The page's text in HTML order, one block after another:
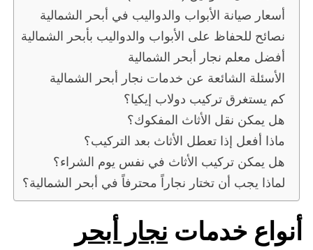
أسعار صيانة الأبواب والدواليب في أبحر الشمالية
نصائح للحفاظ على الأبواب والدواليب بأبحر الشمالية
أفضل معلم نجار أبحر الشمالية
الأسئلة الشائعة عن خدمات نجار أبحر الشمالية
كم يستغرق تركيب دولاب إيكيا؟
هل يمكن نقل الأثاث المفكوك؟
ماذا أفعل إذا تعطل الأثاث بعد التركيب؟
هل يمكن تركيب الأثاث في نفس يوم الشراء؟
لماذا يجب أن تختار نجاراً محترفاً في أبحر الشمالية؟
خدماتنجار أبحر